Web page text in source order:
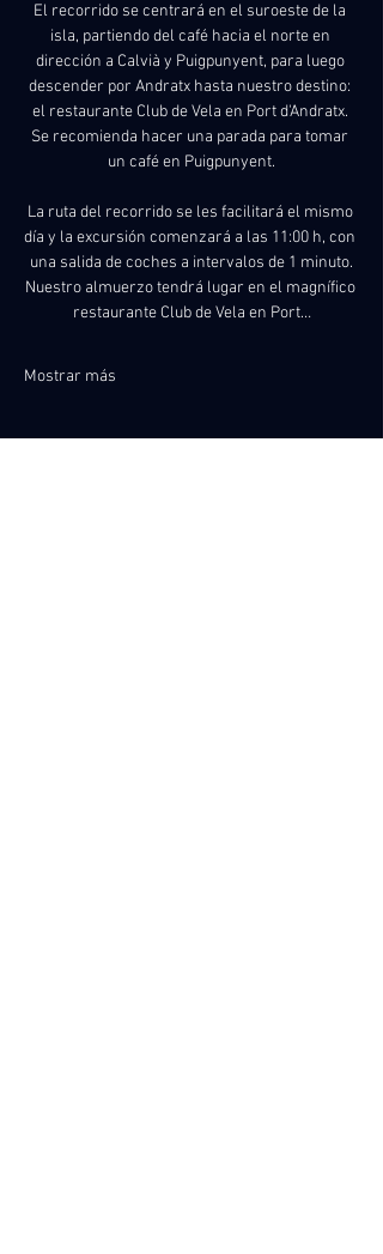
El recorrido se centrará en el suroeste de la
isla, partiendo del café hacia el norte en
dirección a Calvià y Puigpunyent, para luego
descender por Andratx hasta nuestro destino:
el restaurante Club de Vela en Port d'Andratx.
Se recomienda hacer una parada para tomar
un café en Puigpunyent.
La ruta del recorrido se les facilitará el mismo
día y la excursión comenzará a las 11:00 h, con
una salida de coches a intervalos de 1 minuto.
Nuestro almuerzo tendrá lugar en el magnífico
restaurante Club de Vela en Port…
Mostrar más